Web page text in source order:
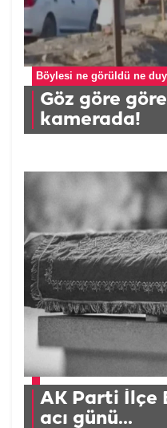
Böylesi ne görüldü ne
Göz göre göre
kamerada!
AK Parti İlçe
acı günü...